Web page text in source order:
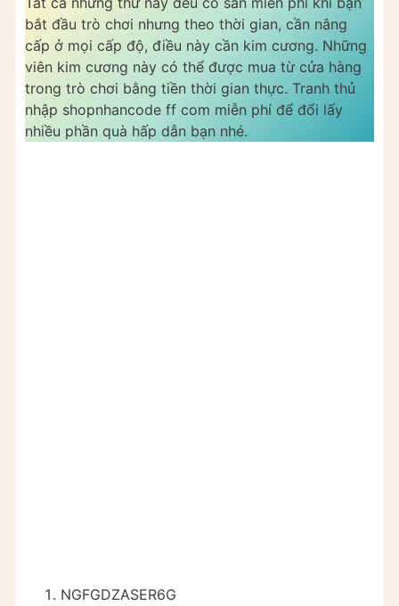
bắt đầu trò chơi nhưng theo thời gian, cần nâng
cấp ở mọi cấp độ, điều này cần kim cương. Những
viên kim cương này có thể được mua từ cửa hàng
trong trò chơi bằng tiền thời gian thực. Tranh thủ
nhập shopnhancode ff com miễn phí để đổi lấy
nhiều phần quà hấp dẫn bạn nhé.
NGFGDZASER6G